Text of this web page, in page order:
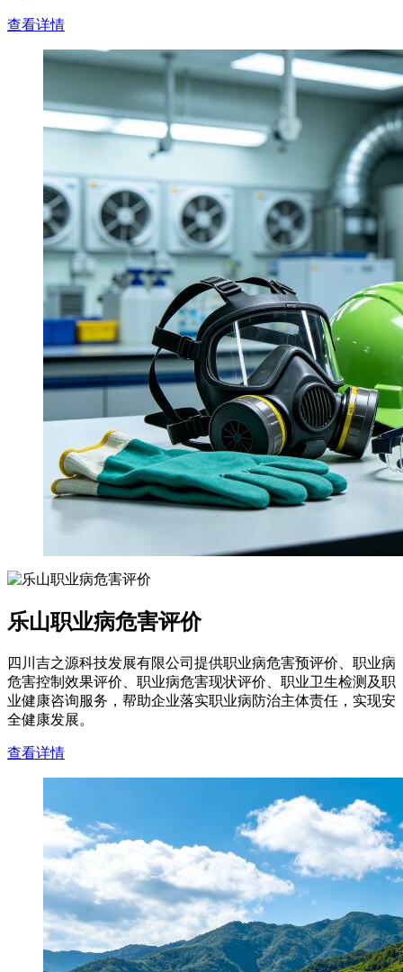
查看详情
乐山职业病危害评价
四川吉之源科技发展有限公司提供职业病危害预评价、职业病
危害控制效果评价、职业病危害现状评价、职业卫生检测及职
业健康咨询服务，帮助企业落实职业病防治主体责任，实现安
全健康发展。
查看详情